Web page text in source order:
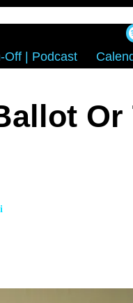
Off | Podcast
Or